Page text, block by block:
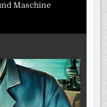
Maschine